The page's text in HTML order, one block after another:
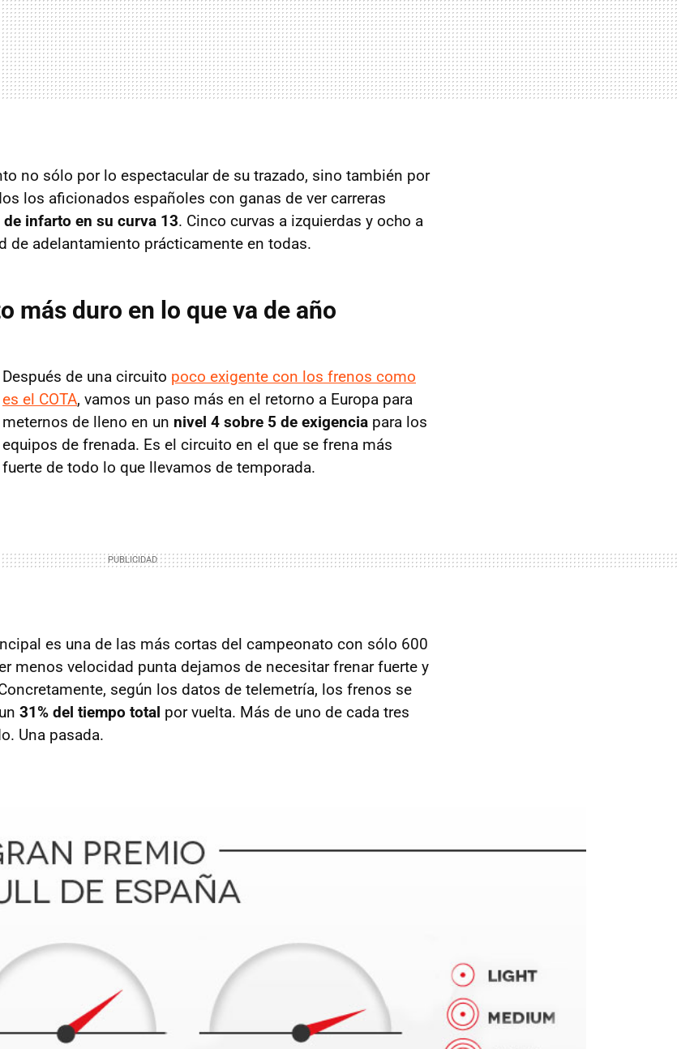
no sólo por lo espectacular de su trazado, sino también por
los aficionados españoles con ganas de ver carreras
infarto en su curva 13. Cinco curvas a izquierdas y ocho a
de adelantamiento prácticamente en todas.
más duro en lo que va de año
Después de una circuito poco exigente con los frenos como
es el COTA, vamos un paso más en el retorno a Europa para
meternos de lleno en un nivel 4 sobre 5 de exigencia para los
equipos de frenada. Es el circuito en el que se frena más
fuerte de todo lo que llevamos de temporada.
es una de las más cortas del campeonato con sólo 600
menos velocidad punta dejamos de necesitar frenar fuerte y
según los datos de telemetría, los frenos se
31% del tiempo total por vuelta. Más de uno de cada tres
Una pasada.